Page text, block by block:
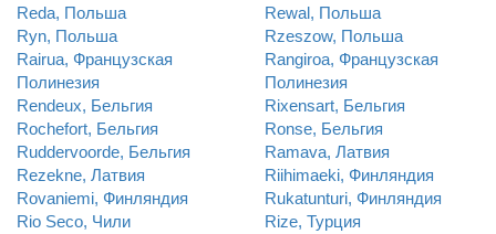
Reda, Польша
Rewal, Польша
Ryn, Польша
Rzeszow, Польша
Rairua, Французская
Полинезия
Rangiroa, Французская
Полинезия
Rendeux, Бельгия
Rixensart, Бельгия
Rochefort, Бельгия
Ronse, Бельгия
Ruddervoorde, Бельгия
Ramava, Латвия
Rezekne, Латвия
Riihimaeki, Финляндия
Rovaniemi, Финляндия
Rukatunturi, Финляндия
Rio Seco, Чили
Rize, Турция